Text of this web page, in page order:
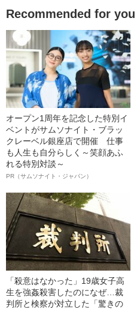
Recommended for you
オープン1周年を記念した特別イ
ベントがサムソナイト・ブラッ
クレーベル銀座店で開催 仕事
も人生も自分らしく～笑顔あふ
れる特別対談～
PR（サムソナイト・ジャパン）
「殺意はなかった」19歳女子高
生を強姦殺害したのになぜ…裁
判所と検察が対立した「驚きの